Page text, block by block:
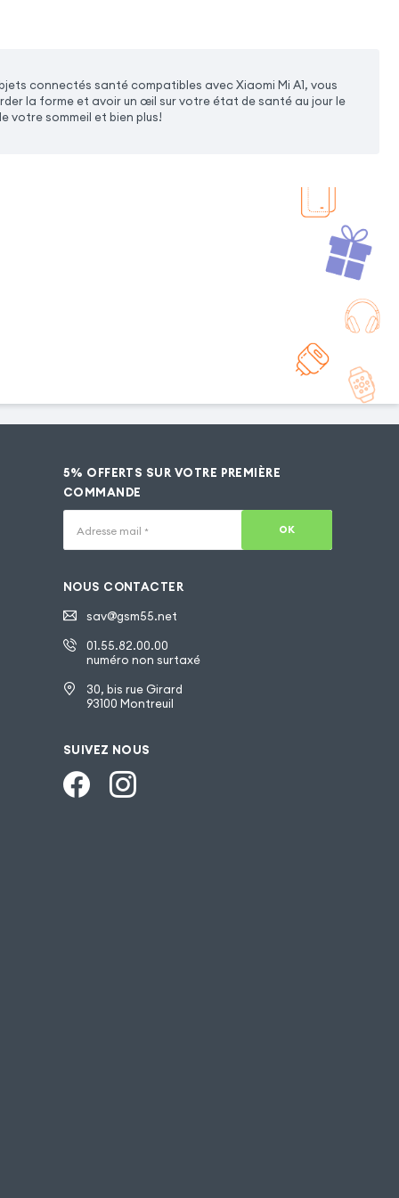
connectés santé compatibles avec Xiaomi Mi A1, vous
la forme et avoir un œil sur votre état de santé au jour le
votre sommeil et bien plus!
5% OFFERTS SUR VOTRE PREMIÈRE
COMMANDE
Adresse mail * OK
NOUS CONTACTER
sav@gsm55.net
01.55.82.00.00
numéro non surtaxé
30, bis rue Girard
93100 Montreuil
SUIVEZ NOUS